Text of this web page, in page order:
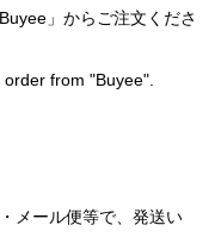
」からご注文くださ
from "Buyee".
メール便等で、発送い